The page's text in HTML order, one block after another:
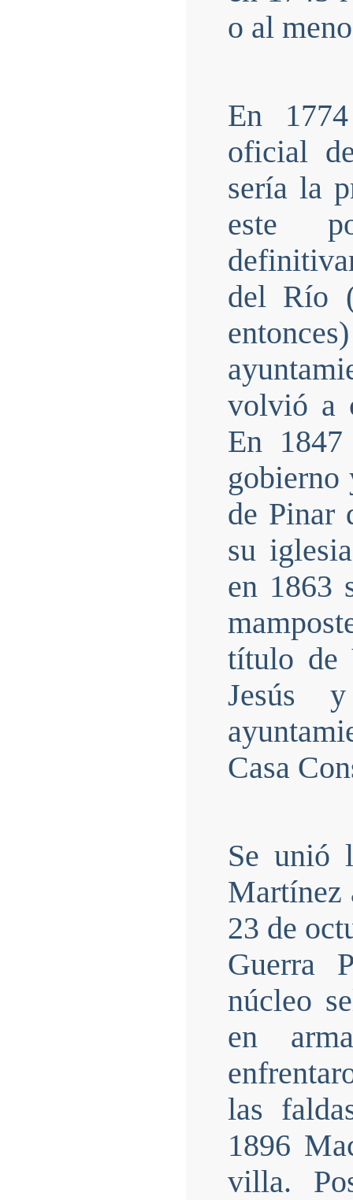
o al
En
oficial
sería la
este
del Río
volvió a
En
gobierno
de Pinar
su
en 1863
título de
Jesús
Casa
Se unió
Martínez
23 de
Guerra
núcleo
en
las
1896
villa.